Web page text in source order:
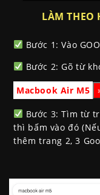
LÀM THEO
Bước 1: Vào
Bước 2: Gõ từ
Macbook Air M5
Bước 3: Tìm từ
thì bấm vào đó
thêm trang 2, 3